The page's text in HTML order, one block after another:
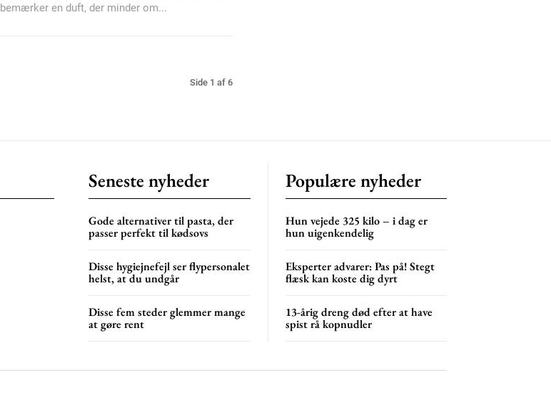
bemærker en duft, der minder om...
Side 1 af 6
Seneste nyheder
Gode alternativer til pasta, der
passer perfekt til kødsovs
Disse hygiejnefejl ser flypersonalet
helst, at du undgår
Disse fem steder glemmer mange
at gøre rent
Populære nyheder
Hun vejede 325 kilo – i dag er
hun uigenkendelig
Eksperter advarer: Pas på! Stegt
flæsk kan koste dig dyrt
13-årig dreng død efter at have
spist rå kopnudler